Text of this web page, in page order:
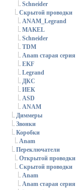
Schneider
Скрытой проводки
ANAM_Legrand
MAKEL
Schneider
TDM
Anam старая серия
EKF
Legrand
ДКС
ИЕК
ASD
ANAM
Диммеры
Звонки
Коробки
Anam
Переключатели
Открытой проводки
Скрытой проводки
Anam
Anam старая серия